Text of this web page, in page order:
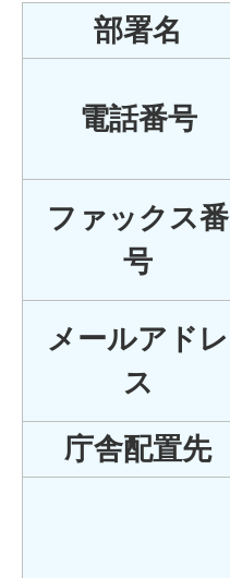
部署名
電話番号
ファックス番
号
メールアドレ
ス
庁舎配置先